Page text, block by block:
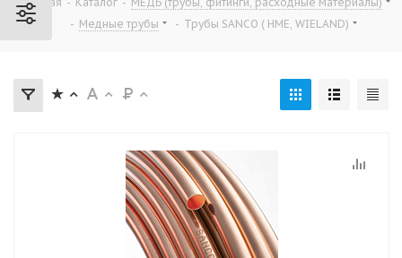
- Медные трубы - Трубы SANCO ( HME, WIELAND)